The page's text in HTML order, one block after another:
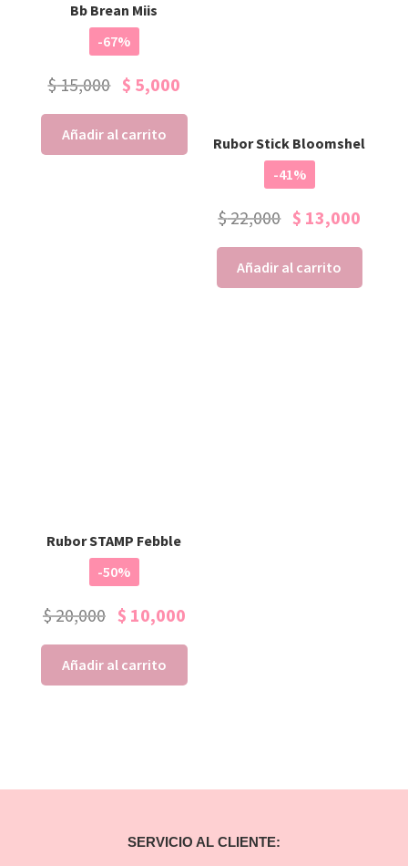
Bb Brean Miis
-67%
$15,000 $ 5,000
Añadir al carrito
Rubor Stick Bloomshel
-41%
$22,000 $ 13,000
Añadir al carrito
Rubor STAMP Febble
-50%
$20,000 $ 10,000
Añadir al carrito
SERVICIO AL CLIENTE: